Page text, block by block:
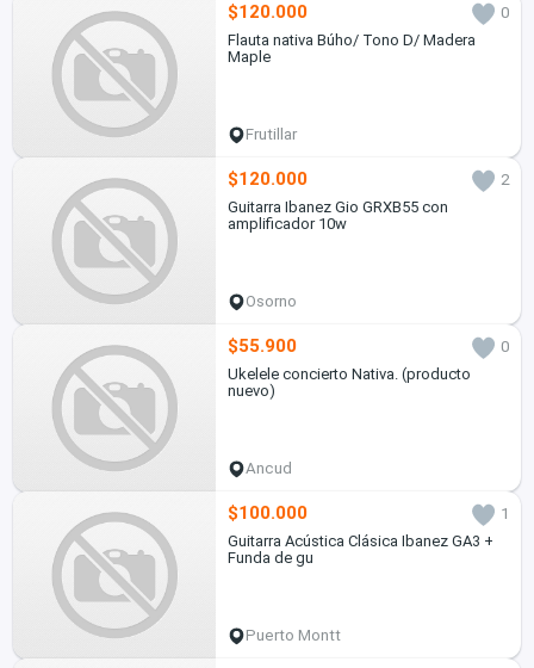
$120.000
0
Flauta nativa Búho/ Tono D/ Madera
Maple
Frutillar
$120.000
2
Guitarra Ibanez Gio GRXB55 con
amplificador 10w
Osorno
$55.900
0
Ukelele concierto Nativa. (producto
nuevo)
Ancud
$100.000
1
Guitarra Acústica Clásica Ibanez GA3 +
Funda de gu
Puerto Montt